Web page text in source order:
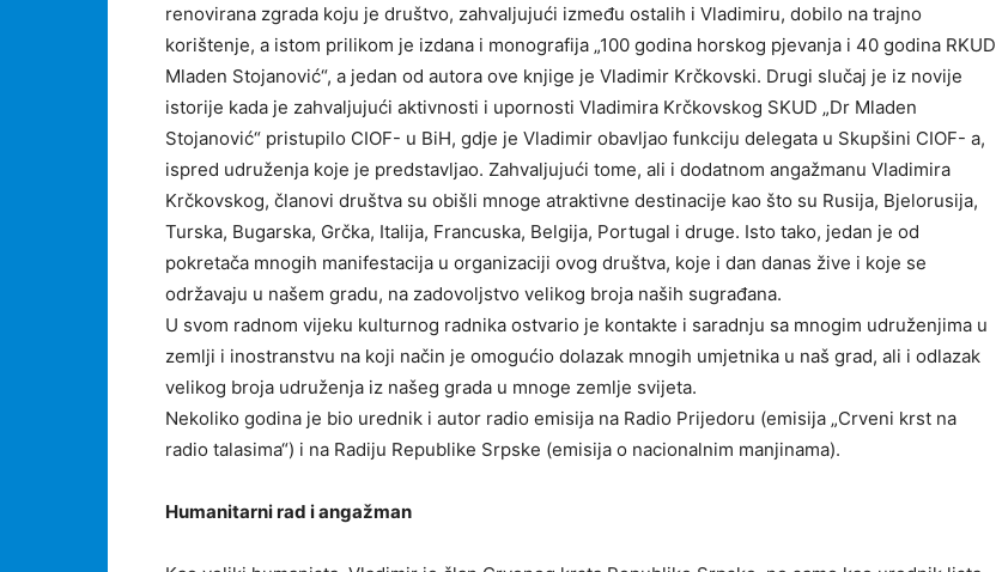
renovirana zgrada koju je društvo, zahvaljujući između ostalih i Vladimiru, dobilo na trajno
korištenje, a istom prilikom je izdana i monografija „100 godina horskog pjevanja i 40 godina RKUD
Mladen Stojanović“, a jedan od autora ove knjige je Vladimir Krčkovski. Drugi slučaj je iz novije
istorije kada je zahvaljujući aktivnosti i upornosti Vladimira Krčkovskog SKUD „Dr Mladen
Stojanović“ pristupilo CIOF- u BiH, gdje je Vladimir obavljao funkciju delegata u Skupšini CIOF- a,
ispred udruženja koje je predstavljao. Zahvaljujući tome, ali i dodatnom angažmanu Vladimira
Krčkovskog, članovi društva su obišli mnoge atraktivne destinacije kao što su Rusija, Bjelorusija,
Turska, Bugarska, Grčka, Italija, Francuska, Belgija, Portugal i druge. Isto tako, jedan je od
pokretača mnogih manifestacija u organizaciji ovog društva, koje i dan danas žive i koje se
održavaju u našem gradu, na zadovoljstvo velikog broja naših sugrađana.
U svom radnom vijeku kulturnog radnika ostvario je kontakte i saradnju sa mnogim udruženjima u
zemlji i inostranstvu na koji način je omogućio dolazak mnogih umjetnika u naš grad, ali i odlazak
velikog broja udruženja iz našeg grada u mnoge zemlje svijeta.
Nekoliko godina je bio urednik i autor radio emisija na Radio Prijedoru (emisija „Crveni krst na
radio talasima“) i na Radiju Republike Srpske (emisija o nacionalnim manjinama).
Humanitarni rad i angažman